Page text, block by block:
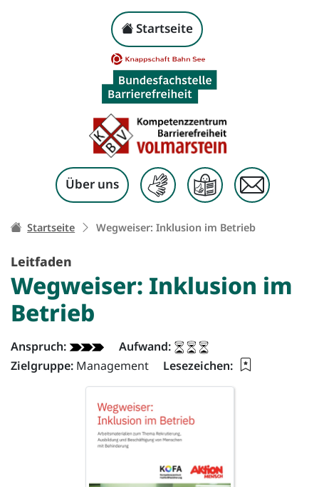
Zum Inhalt springen
Wegweiser: Inklusion
Kopf-Navigation
Startseite
Über uns
Ihr Weg zu dieser Seite:
Startseite Wegweiser: Inklusion im Betrieb
Leitfaden
Wegweiser: Inklusion im
Betrieb
Dokument - Info:
Anspruch:
Aufwand:
Zielgruppe: Management Lesezeichen: